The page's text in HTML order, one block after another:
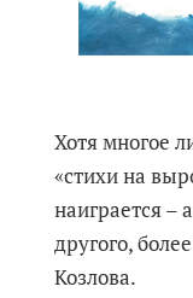
Хотя многое
«стихи на
наиграется –
другого,
Козлова.